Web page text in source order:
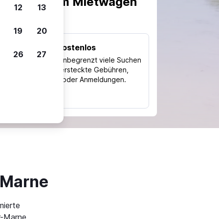
Kostenlos
Nutze unbegrenzt viele Suchen
ohne versteckte Gebühren,
Kosten oder Anmeldungen.
Marne
12 13
19 20
26 27